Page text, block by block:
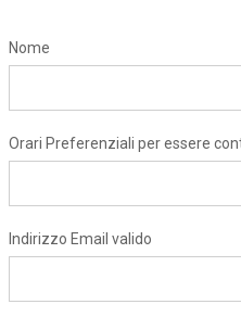
Nome
Orari Preferenziali per essere
Indirizzo Email valido